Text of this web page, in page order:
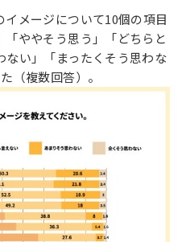
メージについて10個の項目
ややそう思う」「どちらと
い」「まったくそう思わな
（複数回答）。